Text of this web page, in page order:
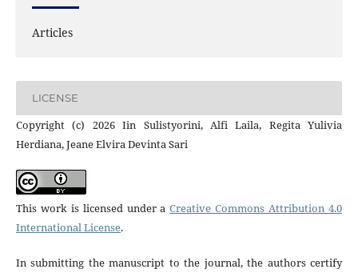
Articles
LICENSE
Copyright (c) 2026 Iin Sulistyorini, Alfi Laila, Regita Yulivia
Herdiana, Jeane Elvira Devinta Sari
This work is licensed under aCreative Commons Attribution 4.0
International License.
In submitting the manuscript to the journal, the authors certify